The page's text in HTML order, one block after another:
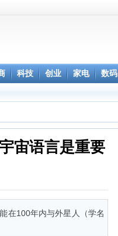
科技 创业 家电 数码
宙语言是重要
在100年内与外星人（学名